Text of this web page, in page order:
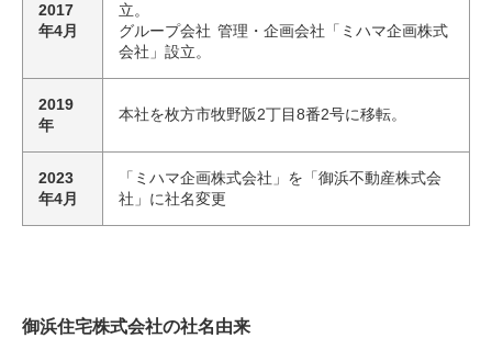
2017
年4月
立。
グループ会社 管理・企画会社「ミハマ企画株式
会社」設立。
2019
年
本社を枚方市牧野阪2丁目8番2号に移転。
2023
年4月
「ミハマ企画株式会社」を「御浜不動産株式会
社」に社名変更
御浜住宅株式会社の社名由来